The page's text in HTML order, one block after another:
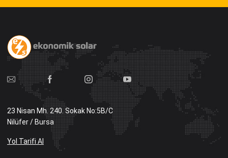
23 Nisan Mh. 240. Sokak No:5B/C
Nilüfer / Bursa
Yol Tarifi Al